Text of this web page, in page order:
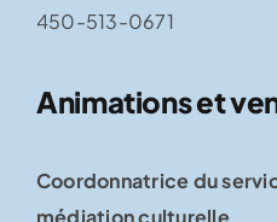
450-513-0671
Animations et
Coordonnatrice du
médiation culturelle